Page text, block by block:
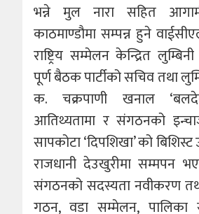
भन्ने मुल नारा सहित
काठमाण्डौमा सम्पन्न हुने
राष्ट्रिय सम्मेलन केन्द्रित
पूर्ण बैठक पार्टीको सचिव तथा
क. चक्रपाणी खनाल
आतिथ्यतामा र संगठनको
सापकोटा ‘दिपशिखा’ को
राजधानी देउखुरीमा सम्मपन
संगठनको सदस्यता नवीकरण
गठन, वडा सम्मेलन, पालिका